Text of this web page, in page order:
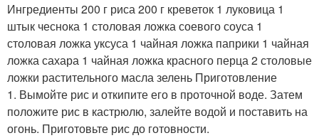
Ингредиенты 200 г риса 200 г креветок 1 луковица 1
штык чеснока 1 столовая ложка соевого соуса 1
столовая ложка уксуса 1 чайная ложка паприки 1 чайная
ложка сахара 1 чайная ложка красного перца 2 столовые
ложки растительного масла зелень Приготовление
1. Вымойте рис и откипите его в проточной воде. Затем
положите рис в кастрюлю, залейте водой и поставить на
огонь. Приготовьте рис до готовности.